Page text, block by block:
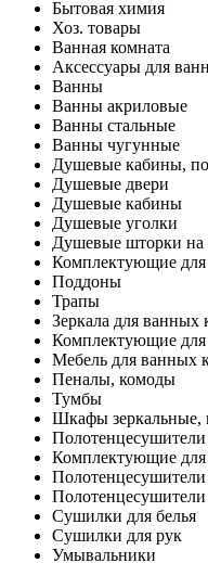
Бытовая химия
Хоз. товары
Ванная комната
Аксессуары для
Ванны
Ванны акриловые
Ванны стальные
Ванны чугунные
Душевые кабины,
Душевые двери
Душевые кабины
Душевые уголки
Душевые шторки на
Комплектующие
Поддоны
Трапы
Зеркала для ванных
Комплектующие для
Мебель для ванных
Пеналы, комоды
Тумбы
Шкафы зеркальные,
Полотенцесушители
Комплектующие для
Полотенцесушители
Сушилки для белья
Сушилки для рук
Умывальники